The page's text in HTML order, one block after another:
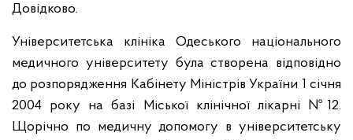
Довідково.
Університетська клініка Одеського національного
медичного університету була створена відповідно
до розпорядження Кабінету Міністрів України 1 січня
2004 року на базі Міської клінічної лікарні №12.
Щорічно по медичну допомогу в університетську